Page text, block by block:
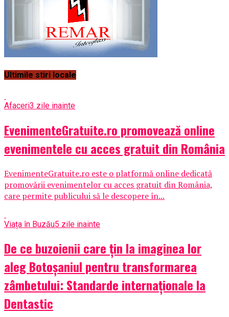
Ultimile stiri locale
Afaceri3 zile inainte
EvenimenteGratuite.ro promovează online
evenimentele cu acces gratuit din România
EvenimenteGratuite.ro este o platformă online dedicată
promovării evenimentelor cu acces gratuit din România,
care permite publicului să le descopere în...
Viața în Buzău5 zile inainte
De ce buzoienii care țin la imaginea lor
aleg Botoșaniul pentru transformarea
zâmbetului: Standarde internaționale la
Dentastic